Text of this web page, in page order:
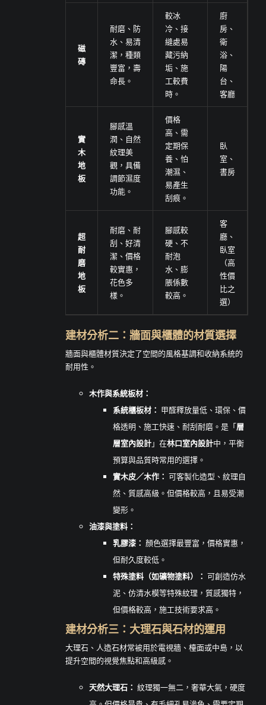
磁
磚
耐磨、防
水、易清
潔，種類
豐富，壽
命長。
較冰
冷、接
縫處易
藏污納
垢、施
工較費
時。
廚
房、
衛
浴、
陽
台、
客廳
實
木
地
板
腳感溫
潤、自然
紋理美
觀，具備
調節濕度
功能。
價格
高、需
定期保
養、怕
潮濕、
易產生
刮痕。
臥
室、
書房
超
耐
磨
地
板
耐磨、耐
刮、好清
潔、價格
較實惠，
花色多
樣。
腳感較
硬、不
耐泡
水、膨
脹係數
較高。
客
廳、
臥室
（高
性價
比之
選）
建材分析二：牆面與櫃體的材質選擇
牆面與櫃體材質決定了空間的風格基調和收納系統的
耐用性。
木作與系統板材：
系統櫃板材： 甲醛釋放量低、環保、價
格透明、施工快速、耐刮耐磨。是「層
層室內設計」在林口室內設計中，平衡
預算與品質時常用的選擇。
實木皮／木作： 可客製化造型、紋理自
然、質感高級。但價格較高，且易受潮
變形。
油漆與塗料：
乳膠漆： 顏色選擇最豐富，價格實惠，
但耐久度較低。
特殊塗料（如礦物塗料）： 可創造仿水
泥、仿清水模等特殊紋理，質感獨特，
但價格較高，施工技術要求高。
建材分析三：大理石與石材的運用
大理石、人造石材常被用於電視牆、檯面或中島，以
提升空間的視覺焦點和高級感。
天然大理石： 紋理獨一無二，奢華大氣，硬度